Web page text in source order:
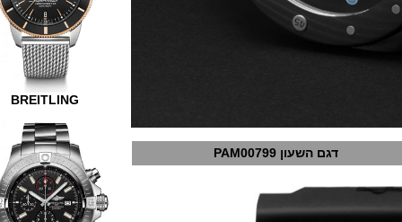
דגם השעון PAM00799
BREITLING